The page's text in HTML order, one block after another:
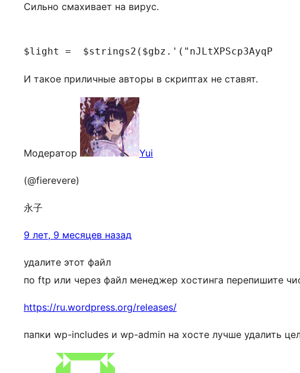
Сильно смахивает на вирус.
И такое приличные авторы в скриптах не ставят.
Модератор Yui
(@fierevere)
永子
9 лет, 9 месяцев назад
удалите этот файл
по ftp или через файл менеджер хостинга перепишите
https://ru.wordpress.org/releases/
папки wp-includes и wp-admin на хосте лучше удалить